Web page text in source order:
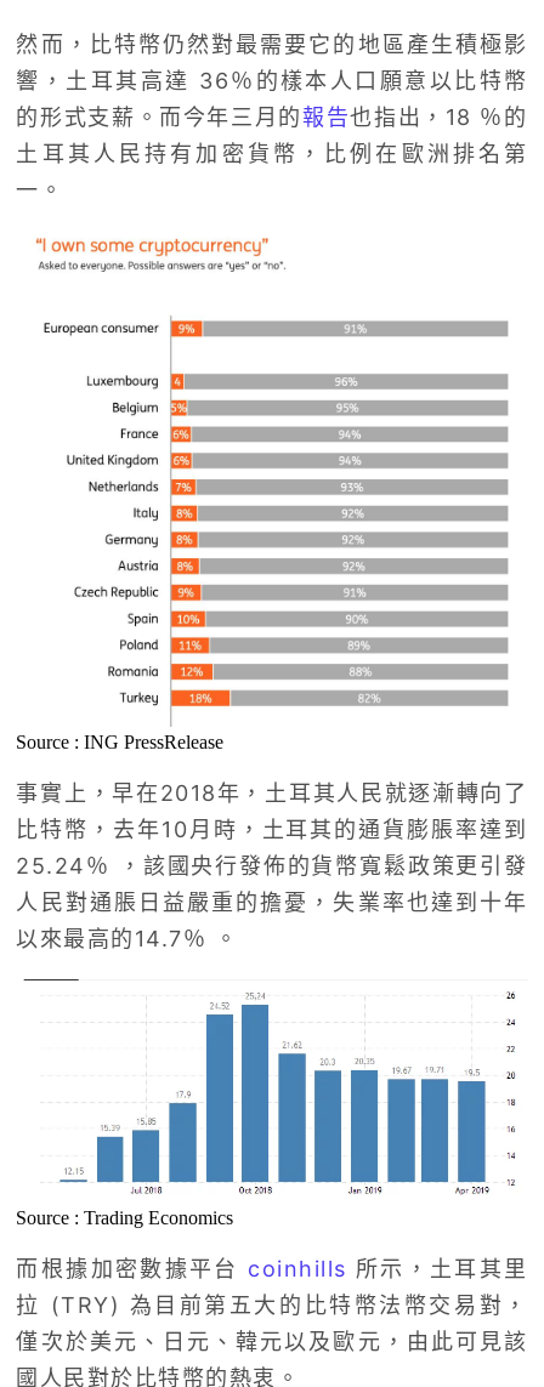
然而，比特幣仍然對最需要它的地區產生積極影
響，土耳其高達 36％的樣本人口願意以比特幣
的形式支薪。而今年三月的報告也指出，18 ％的
土耳其人民持有加密貨幣，比例在歐洲排名第
一。
Source : ING PressRelease
事實上，早在2018年，土耳其人民就逐漸轉向了
比特幣，去年10月時，土耳其的通貨膨脹率達到
25.24％ ，該國央行發佈的貨幣寬鬆政策更引發
人民對通脹日益嚴重的擔憂，失業率也達到十年
以來最高的14.7％ 。
Source : Trading Economics
而根據加密數據平台 coinhills 所示，土耳其里
拉 (TRY) 為目前第五大的比特幣法幣交易對，
僅次於美元、日元、韓元以及歐元，由此可見該
國人民對於比特幣的熱衷。